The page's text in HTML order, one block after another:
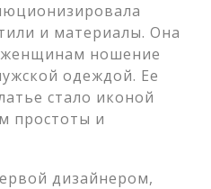
и материалы. Она
ношение
одеждой. Ее
стало иконой
простоты и
дизайнером,